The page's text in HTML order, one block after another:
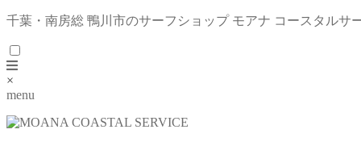
千葉・南房総 鴨川市のサーフショップ モアナ コースタルサ
×
menu